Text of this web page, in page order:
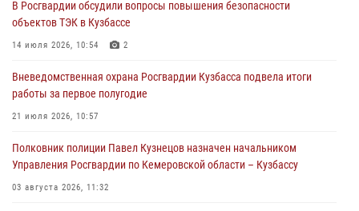
С 1 сентября 2026 года вступает в силу новый федеральный закон о
частной охранной деятельности
06 августа 2026, 10:19
Росгвардейцы задержали предполагаемого виновника причинения
ножевого ранения кемеровчанину
06 августа 2026, 09:18
Росгвардейцы задержали мужчину, повредившего имущество
горожанки
06 августа 2026, 08:17
В Росгвардии обсудили вопросы повышения безопасности
объектов ТЭК в Кузбассе
14 июля 2026, 10:54 2
Вневедомственная охрана Росгвардии Кузбасса подвела итоги
работы за первое полугодие
21 июля 2026, 10:57
Полковник полиции Павел Кузнецов назначен начальником
Управления Росгвардии по Кемеровской области – Кузбассу
03 августа 2026, 11:32